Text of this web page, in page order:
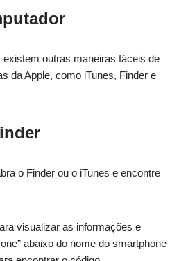
existem outras maneiras fáceis de
da Apple, como iTunes, Finder e
o Finder ou o iTunes e encontre
visualizar as informações e
abaixo do nome do smartphone